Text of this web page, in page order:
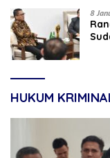
8
HUKUM